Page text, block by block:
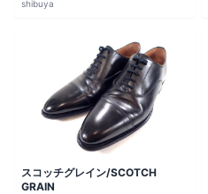
shibuya
スコッチグレイン/SCOTCH
GRAIN